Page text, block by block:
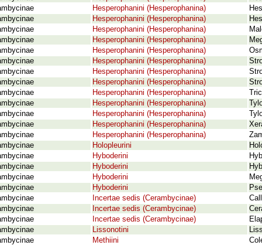
Hesperophanini (Hesperophanina)
Hesperophanini (Hesperophanina)
Hesperophanini (Hesperophanina)
Hesperophanini (Hesperophanina)
Hesperophanini (Hesperophanina)
Hesperophanini (Hesperophanina)
Hesperophanini (Hesperophanina)
Hesperophanini (Hesperophanina)
Hesperophanini (Hesperophanina)
Hesperophanini (Hesperophanina)
Hesperophanini (Hesperophanina)
Hesperophanini (Hesperophanina)
Hesperophanini (Hesperophanina)
Holopleurini
Hyboderini
Hyboderini
Hyboderini
Hyboderini
Incertae sedis (Cerambycinae)
Incertae sedis (Cerambycinae)
Incertae sedis (Cerambycinae)
Lissonotini
Methiini